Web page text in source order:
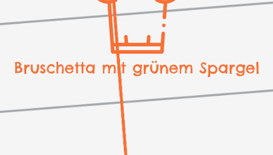
Bruschetta mit grünem Spargel